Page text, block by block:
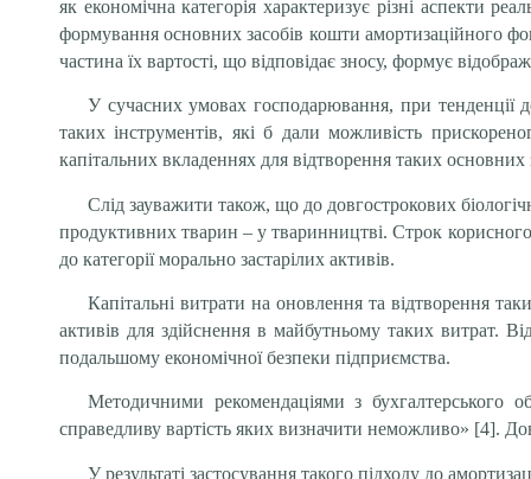
як економічна категорія характеризує різні аспекти
формування основних засобів кошти амортизаційного
частина їх вартості, що відповідає зносу, формує
У сучасних умовах господарювання, при тенденції
таких інструментів, які б дали можливість
капітальних вкладеннях для відтворення таких
Слід зауважити також, що до довгострокових
продуктивних тварин – у тваринництві. Строк корисного
до категорії морально застарілих активів.
Капітальні витрати на оновлення та відтворення
активів для здійснення в майбутньому таких витрат.
подальшому економічної безпеки підприємства.
Методичними рекомендаціями з бухгалтерського
справедливу вартість яких визначити неможливо» [4].
У результаті застосування такого підходу до